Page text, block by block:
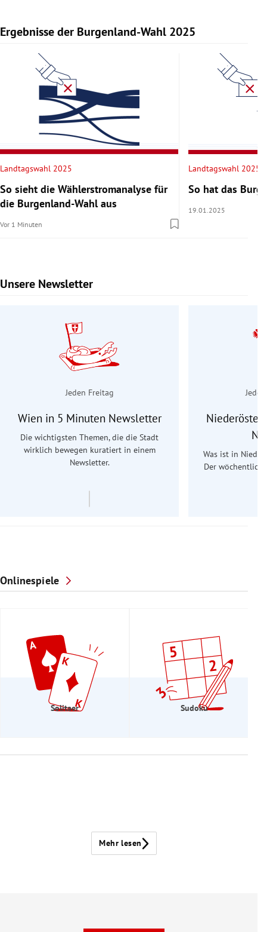
Ergebnisse der Burgenland-Wahl 2025
Slide 1 von 11
Landtagswahl 2025
So sieht die Wählerstromanalyse für
die Burgenland-Wahl aus
Vor 1 Minuten
Landtagswahl 2025
So hat das
19.01.2025
Unsere Newsletter
Slide 1 von 9
Jeden Freitag
Wien in 5 Minuten Newsletter
Die wichtigsten Themen, die die Stadt
wirklich bewegen kuratiert in einem
Newsletter.
Was ist in
Der
Onlinespiele
Solitaer Sudoku
Mehr lesen